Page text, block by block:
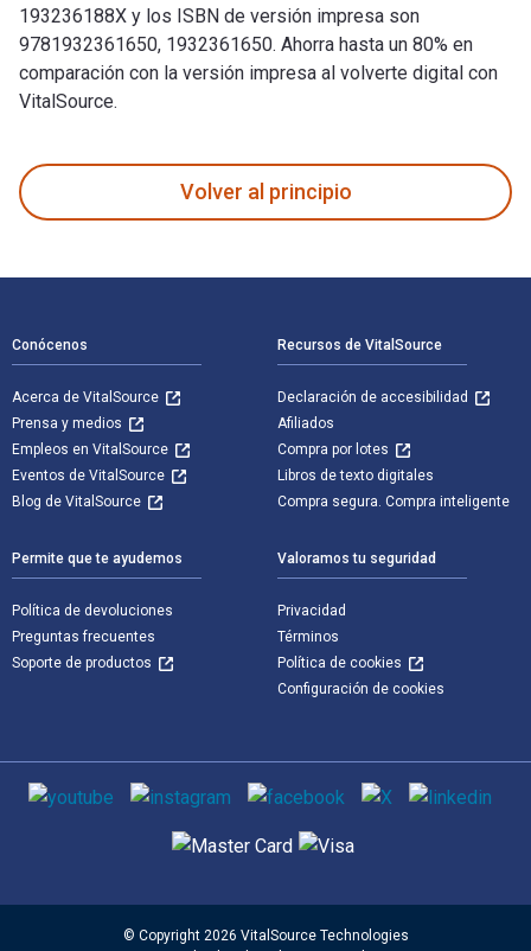
193236188X y los ISBN de versión impresa son
9781932361650, 1932361650. Ahorra hasta un 80% en
comparación con la versión impresa al volverte digital con
VitalSource.
Volver al principio
Conócenos
Acerca de VitalSource
Prensa y medios
Empleos en VitalSource
Eventos de VitalSource
Blog de VitalSource
Recursos de VitalSource
Declaración de accesibilidad
Afiliados
Compra por lotes
Libros de texto digitales
Compra segura. Compra inteligente
Permite que te ayudemos
Política de devoluciones
Preguntas frecuentes
Soporte de productos
Valoramos tu seguridad
Privacidad
Términos
Política de cookies
Configuración de cookies
Medios de comunicación social
Métodos de pago admitidos
© Copyright 2026 VitalSource Technologies